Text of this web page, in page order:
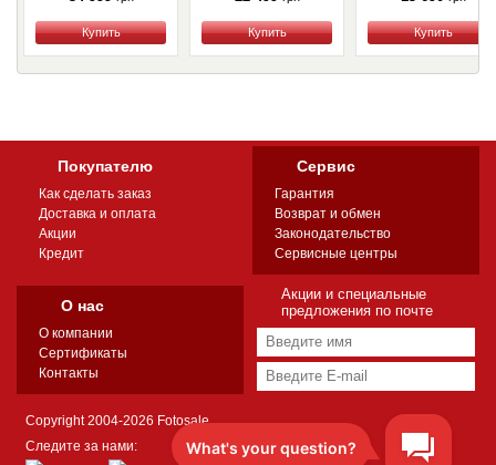
Купить Купить Купить
Покупателю
Как сделать заказ
Доставка и оплата
Акции
Кредит
Сервис
Гарантия
Возврат и обмен
Законодательство
Сервисные центры
О нас
О компании
Сертификаты
Контакты
Акции и специальные
предложения по почте
Copyright 2004-2026 Fotosale
Следите за нами: